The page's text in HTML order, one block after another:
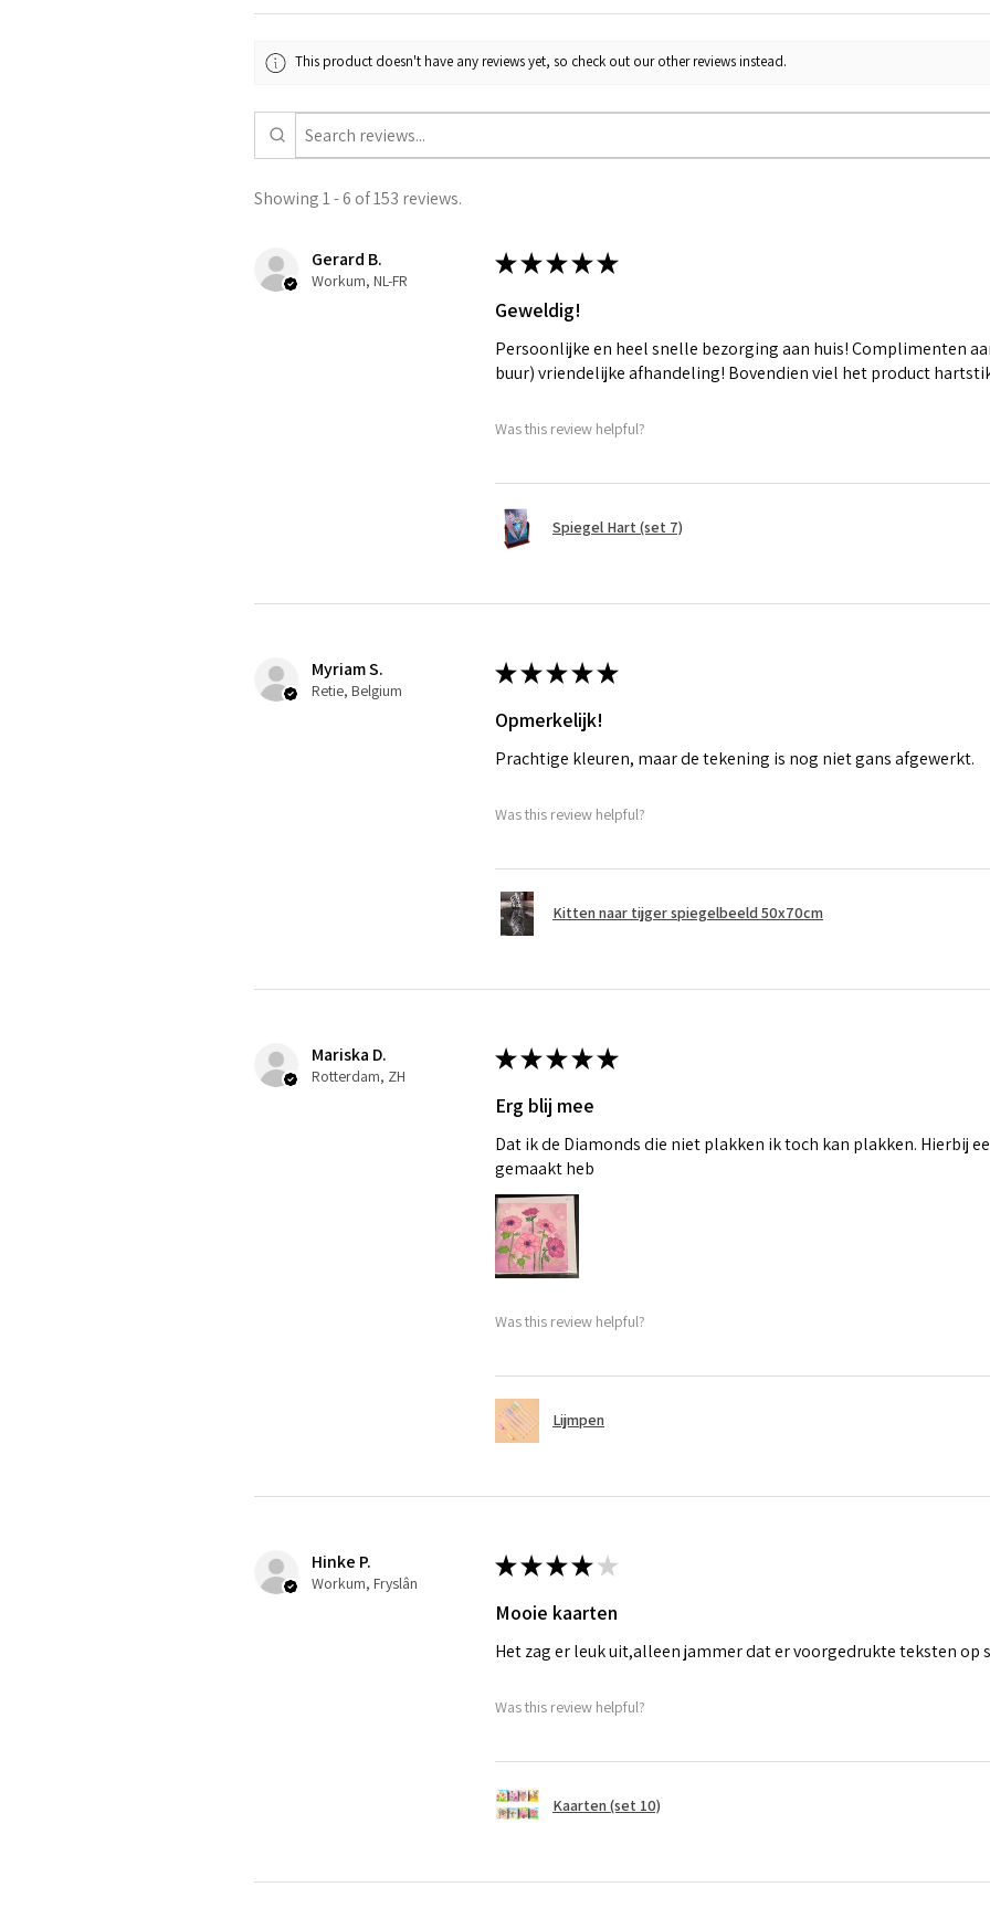
This product doesn't have any reviews yet, so check out our other reviews instead.
Showing 1 - 6 of 153 reviews.
Gerard B.
Workum, NL-FR
★★★★★
Geweldig!
Persoonlijke en heel snelle bezorging aan huis! Complimenten
buur) vriendelijke afhandeling! Bovendien viel het product
Was this review helpful?
Spiegel Hart (set 7)
Myriam S.
Retie, Belgium
★★★★★
Opmerkelijk!
Prachtige kleuren, maar de tekening is nog niet gans afgewerkt.
Was this review helpful?
Kitten naar tijger spiegelbeeld 50x70cm
Mariska D.
Rotterdam, ZH
★★★★★
Erg blij mee
Dat ik de Diamonds die niet plakken ik toch kan plakken. Hierbij
gemaakt heb
Was this review helpful?
Lijmpen
Hinke P.
Workum, Fryslân
★★★★ ★
Mooie kaarten
Het zag er leuk uit,alleen jammer dat er voorgedrukte teksten op
Was this review helpful?
Kaarten (set 10)